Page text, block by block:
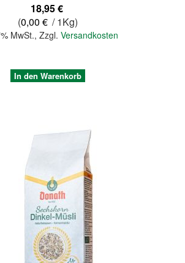
18,95 €
(0,00 € / 1Kg)
MwSt., Zzgl. Versandkosten
In den Warenkorb